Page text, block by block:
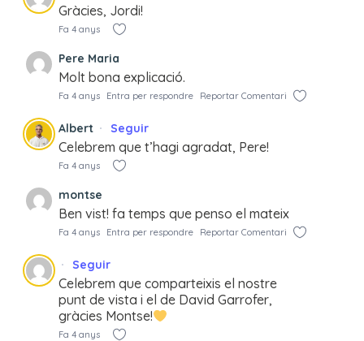
Gràcies, Jordi!
Fa 4 anys
Pere Maria
Molt bona explicació.
Fa 4 anys Entra per respondre Reportar Comentari
Albert Seguir
Celebrem que t’hagi agradat, Pere!
Fa 4 anys
montse
Ben vist! fa temps que penso el mateix
Fa 4 anys Entra per respondre Reportar Comentari
Seguir
Celebrem que comparteixis el nostre
punt de vista i el de David Garrofer,
gràcies Montse!
Fa 4 anys